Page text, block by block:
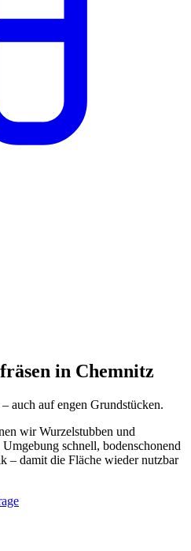
in Chemnitz
auch auf engen Grundstücken.
wir Wurzelstubben und
schnell, bodenschonend
– damit die Fläche wieder nutzbar